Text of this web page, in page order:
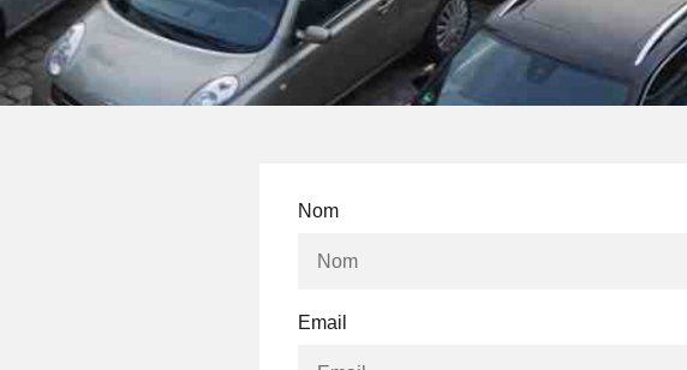
Nom
Email